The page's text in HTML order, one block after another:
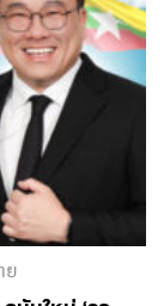
ย
บับใหม่ ‘จุล
นุนเศรษฐกิจ